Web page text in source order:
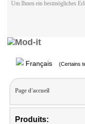
Um Ihnen ein bestmögliches
Français (Certains
Page d'accueil
Produits: